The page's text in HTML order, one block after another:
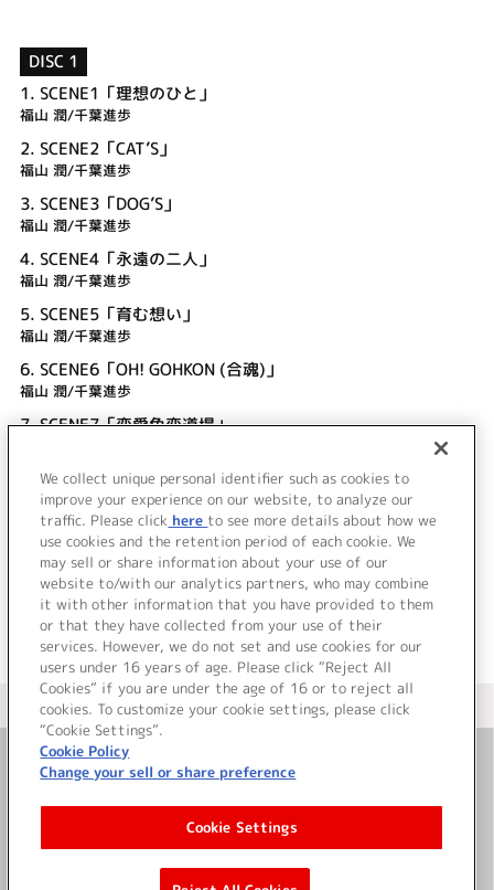
DISC 1
1. SCENE1「理想のひと」
福山 潤/千葉進歩
2. SCENE2「CAT’S」
福山 潤/千葉進歩
3. SCENE3「DOG’S」
福山 潤/千葉進歩
4. SCENE4「永遠の二人」
福山 潤/千葉進歩
5. SCENE5「育む想い」
福山 潤/千葉進歩
6. SCENE6「OH! GOHKON (合魂)」
福山 潤/千葉進歩
7.SCENE7「恋愛色恋道場」
SCENE8「フリートーク」
福山 潤/千葉進歩
＜ BACK
＜ カタログサイト トップページへ
お問い合わせ
サイト利用について
We collect unique personal identifier such as cookies to
improve your experience on our website, to analyze our
traffic. Please click here to see more details about how we
use cookies and the retention period of each cookie. We
may sell or share information about your use of our
website to/with our analytics partners, who may combine
it with other information that you have provided to them
or that they have collected from your use of their
services. However, we do not set and use cookies for our
users under 16 years of age. Please click “Reject All
Cookies” if you are under the age of 16 or to reject all
cookies. To customize your cookie settings, please click
“Cookie Settings”.
Cookie Policy
Change your sell or share preference
Cookie Settings